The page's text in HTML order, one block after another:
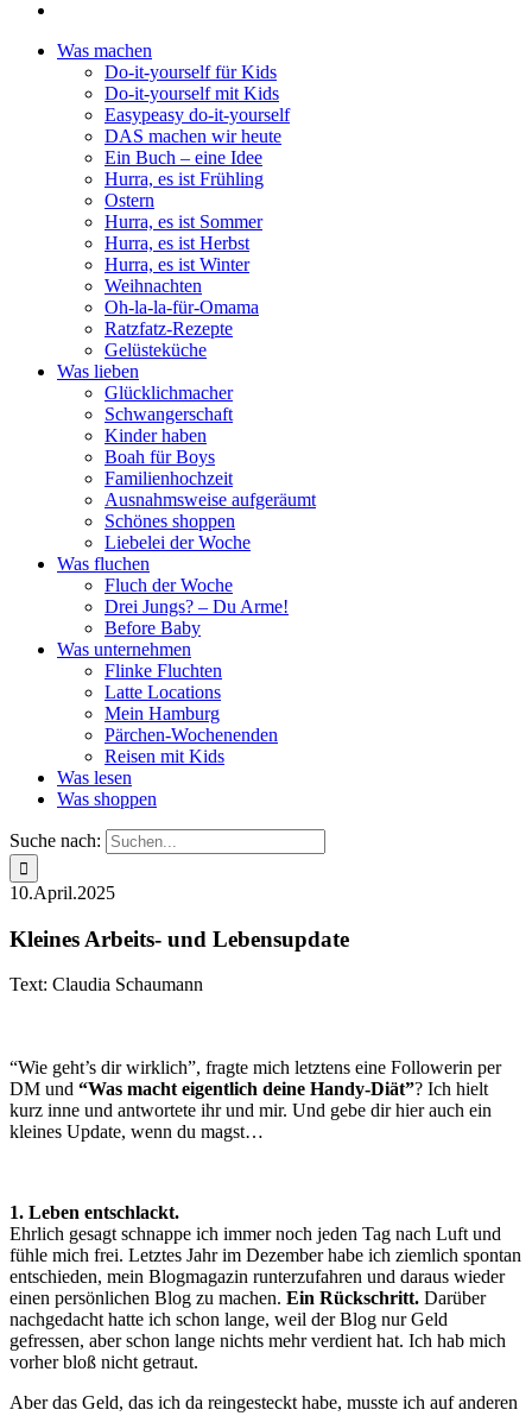
Was machen
Do-it-yourself für Kids
Do-it-yourself mit Kids
Easypeasy do-it-yourself
DAS machen wir heute
Ein Buch – eine Idee
Hurra, es ist Frühling
Ostern
Hurra, es ist Sommer
Hurra, es ist Herbst
Hurra, es ist Winter
Weihnachten
Oh-la-la-für-Omama
Ratzfatz-Rezepte
Gelüsteküche
Was lieben
Glücklichmacher
Schwangerschaft
Kinder haben
Boah für Boys
Familienhochzeit
Ausnahmsweise aufgeräumt
Schönes shoppen
Liebelei der Woche
Was fluchen
Fluch der Woche
Drei Jungs? – Du Arme!
Before Baby
Was unternehmen
Flinke Fluchten
Latte Locations
Mein Hamburg
Pärchen-Wochenenden
Reisen mit Kids
Was lesen
Was shoppen
Suche nach:
10.April.2025
Kleines Arbeits- und Lebensupdate
Text: Claudia Schaumann
“Wie geht’s dir wirklich”, fragte mich letztens eine Followerin per
DM und “Was macht eigentlich deine Handy-Diät”? Ich hielt
kurz inne und antwortete ihr und mir. Und gebe dir hier auch ein
kleines Update, wenn du magst…
1. Leben entschlackt.
Ehrlich gesagt schnappe ich immer noch jeden Tag nach Luft und
fühle mich frei. Letztes Jahr im Dezember habe ich ziemlich spontan
entschieden, mein Blogmagazin runterzufahren und daraus wieder
einen persönlichen Blog zu machen. Ein Rückschritt. Darüber
nachgedacht hatte ich schon lange, weil der Blog nur Geld
gefressen, aber schon lange nichts mehr verdient hat. Ich hab mich
vorher bloß nicht getraut.
Aber das Geld, das ich da reingesteckt habe, musste ich auf anderen